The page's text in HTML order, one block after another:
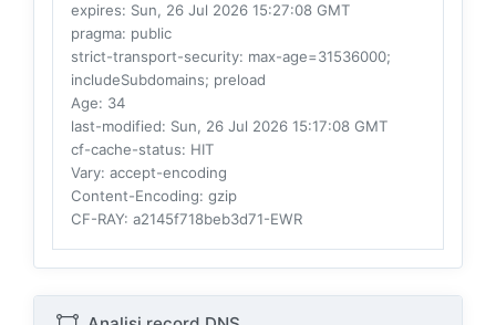
expires: Sun, 26 Jul 2026 15:27:08 GMT
pragma: public
strict-transport-security: max-age=31536000;
includeSubdomains; preload
Age: 34
last-modified: Sun, 26 Jul 2026 15:17:08 GMT
cf-cache-status: HIT
Vary: accept-encoding
Content-Encoding: gzip
CF-RAY: a2145f718beb3d71-EWR